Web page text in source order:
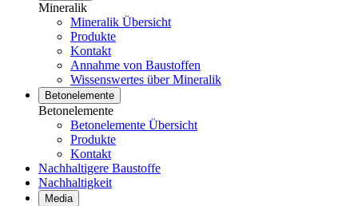
Mineralik
Mineralik Übersicht
Produkte
Kontakt
Annahme von Baustoffen
Wissenswertes über Mineralik
Betonelemente
Betonelemente
Betonelemente Übersicht
Produkte
Kontakt
Nachhaltigere Baustoffe
Nachhaltigkeit
Media